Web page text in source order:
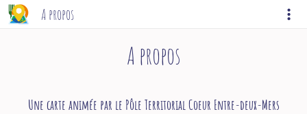
A propos
A propos
Une carte animée par le Pôle Territorial Coeur Entre-deux-Mers